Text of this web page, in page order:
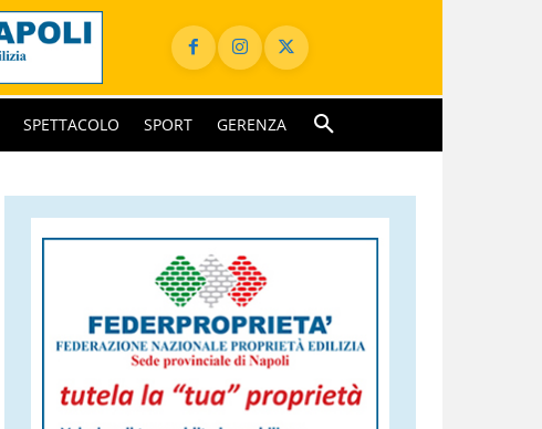
SPETTACOLO SPORT GERENZA